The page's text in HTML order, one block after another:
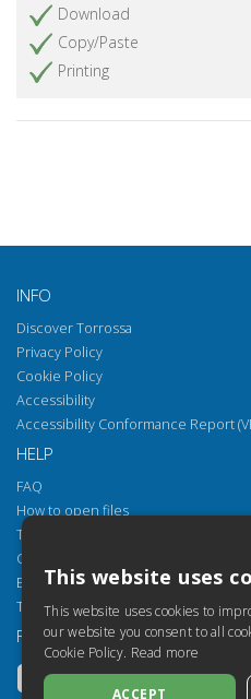
Download
Copy/Paste
Printing
INFO
Discover Torrossa
Privacy Policy
Cookie Policy
Accessibility
Accessibility Conformance Report
HELP
FAQ
How to open files
Torrossa Reader
Copyright obligations
Email: helpdesk@torrossa.com
Tel: +39 055 5018800
FOLLOW US
This website uses
This website uses cookies to
our website you consent to all
Cookie Policy. Read more
ACCEPT